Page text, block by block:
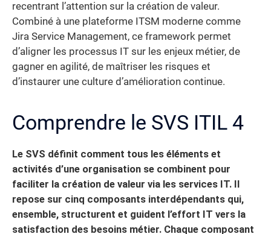
recentrant l’attention sur la création de valeur.
Combiné à une plateforme ITSM moderne comme
Jira Service Management, ce framework permet
d’aligner les processus IT sur les enjeux métier, de
gagner en agilité, de maîtriser les risques et
d’instaurer une culture d’amélioration continue.
Comprendre le SVS ITIL 4
Le SVS définit comment tous les éléments et
activités d’une organisation se combinent pour
faciliter la création de valeur via les services IT. Il
repose sur cinq composants interdépendants qui,
ensemble, structurent et guident l’effort IT vers la
satisfaction des besoins métier. Chaque composant